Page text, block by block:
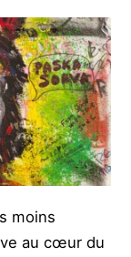
moins
au cœur du